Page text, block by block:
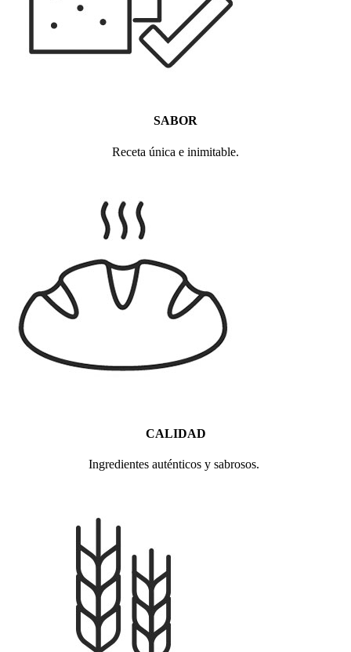
SABOR
Receta única e inimitable.
CALIDAD
Ingredientes auténticos y sabrosos.